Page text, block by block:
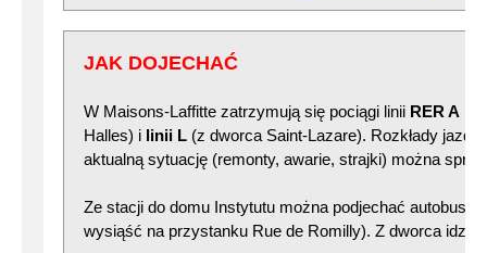
JAK DOJECHAĆ
W Maisons-Laffitte zatrzymują się pociągi linii RER A
Halles) i linii L (z dworca Saint-Lazare). Rozkłady jazdy
aktualną sytuację (remonty, awarie, strajki) można
Ze stacji do domu Instytutu można podjechać
wysiąść na przystanku Rue de Romilly). Z dworca idzie